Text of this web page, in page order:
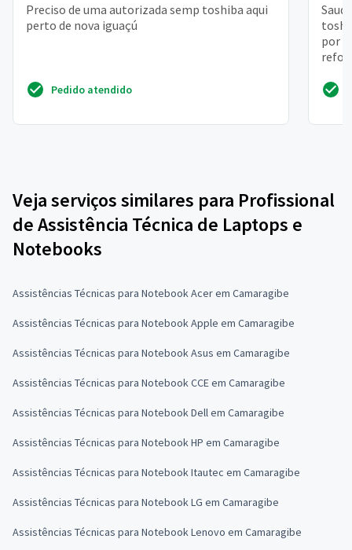
Preciso de uma autorizada semp toshiba aqui
perto de nova iguaçú
Pedido atendido
por
Veja serviços similares para Profissional
de Assistência Técnica de Laptops e
Notebooks
Assistências Técnicas para Notebook Acer em Camaragibe
Assistências Técnicas para Notebook Apple em Camaragibe
Assistências Técnicas para Notebook Asus em Camaragibe
Assistências Técnicas para Notebook CCE em Camaragibe
Assistências Técnicas para Notebook Dell em Camaragibe
Assistências Técnicas para Notebook HP em Camaragibe
Assistências Técnicas para Notebook Itautec em Camaragibe
Assistências Técnicas para Notebook LG em Camaragibe
Assistências Técnicas para Notebook Lenovo em Camaragibe